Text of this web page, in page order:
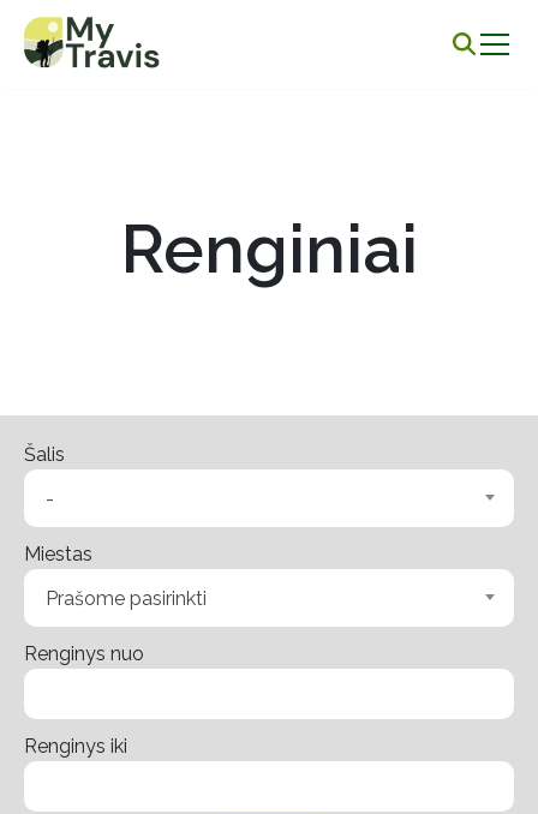
Renginiai
Šalis
-
Miestas
Prašome pasirinkti
Renginys nuo
Renginys iki